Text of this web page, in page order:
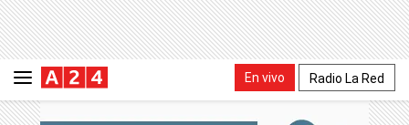
En vivo Radio La Red